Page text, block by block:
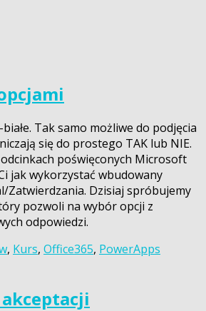
Tak samo możliwe do podjęcia
się do prostego TAK lub NIE.
poświęconych Microsoft
jak wykorzystać wbudowany
Zatwierdzania. Dzisiaj spróbujemy
pozwoli na wybór opcji z
odpowiedzi.
, Kurs, Office365, PowerApps